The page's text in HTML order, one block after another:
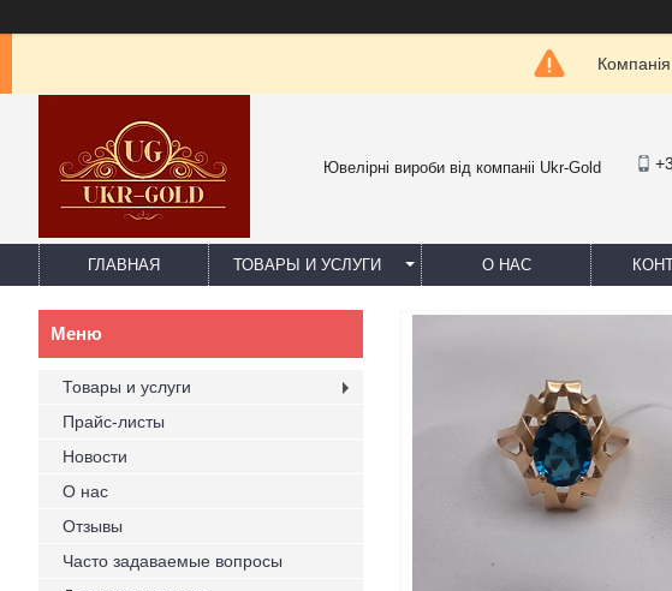
Ювелірні вироби від компаніі Ukr-Gold
ГЛАВНАЯ ТОВАРЫ И УСЛУГИ О НАС
Товары и услуги
Прайс-листы
Новости
О нас
Отзывы
Часто задаваемые вопросы